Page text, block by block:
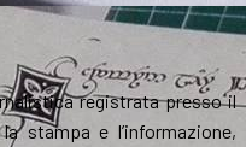
registrata presso il
stampa e l’informazione,